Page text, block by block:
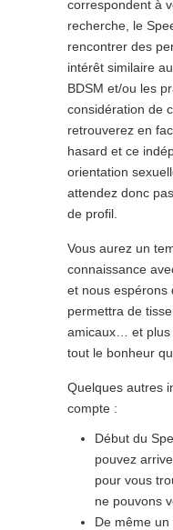
correspondent à
recherche, le
rencontrer des
intérêt similaire
BDSM et/ou les
considération de
retrouverez en
hasard et ce
orientation
attendez donc
de profil.
Vous aurez un
connaissance
et nous espérons
permettra de
amicaux… et plus
tout le bonheur
Quelques autres
compte :
Début du
pouvez
pour vous
ne pouvons
De même